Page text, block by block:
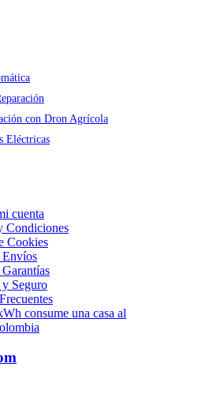
con Dron Agrícola
Eléctricas
cuenta
Condiciones
Cookies
Envíos
Seguro
consume una casa al